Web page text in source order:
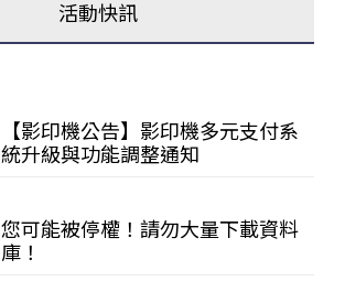
活動快訊
【影印機公告】影印機多元支付系
統升級與功能調整通知
您可能被停權！請勿大量下載資料
庫！